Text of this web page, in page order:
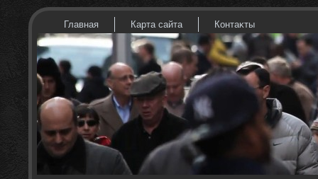
Главная Карта сайта Контаκты